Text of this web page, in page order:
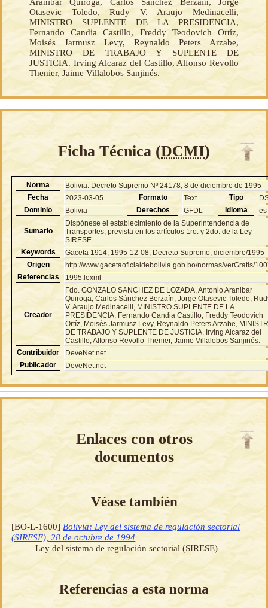
Otasevic Toledo, Rudy V. Araujo Medinacelli,
MINISTRO SUPLENTE DE LA PRESIDENCIA,
Fernando Candia Castillo, Freddy Teodovich Ortíz,
Moisés Jarmusz Levy, Reynaldo Peters Arzabe,
MINISTRO DE TRABAJO Y SUPLENTE DE
JUSTICIA. Irving Alcaraz del Castillo, Alfonso Revollo
Thenier, Jaime Villalobos Sanjinés.
Ficha Técnica (DCMI)
Norma
Bolivia: Decreto Supremo Nº 24178, 8 de diciembre de 1995
Fecha
2023-03-05 Formato Text Tipo
Dominio
Bolivia Derechos GFDL Idioma es
Sumario
Dispónese el establecimiento de la Superintendencia de
Transportes, prevista en los artículos 1ro. y 2do. de la Ley
SIRESE.
Keywords
Gaceta 1914, 1995-12-08, Decreto Supremo, diciembre/1995
Origen
http://www.gacetaoficialdebolivia.gob.bo/normas/verGratis/
Referencias
1995.lexml
Creador
Fdo. GONZALO SANCHEZ DE LOZADA, Antonio Aranibar
Quiroga, Carlos Sánchez Berzaín, Jorge Otasevic Toledo,
V. Araujo Medinacelli, MINISTRO SUPLENTE DE LA
PRESIDENCIA, Fernando Candia Castillo, Freddy Teodovich
Ortíz, Moisés Jarmusz Levy, Reynaldo Peters Arzabe,
DE TRABAJO Y SUPLENTE DE JUSTICIA. Irving Alcaraz del
Castillo, Alfonso Revollo Thenier, Jaime Villalobos Sanjinés.
Contribuidor
DeveNet.net
Publicador
DeveNet.net
Enlaces con otros
documentos
Véase también
[BO-L-1600] Bolivia: Ley del sistema de regulación sectorial
(SIRESE), 28 de octubre de 1994
Ley del sistema de regulación sectorial (SIRESE)
Referencias a esta norma